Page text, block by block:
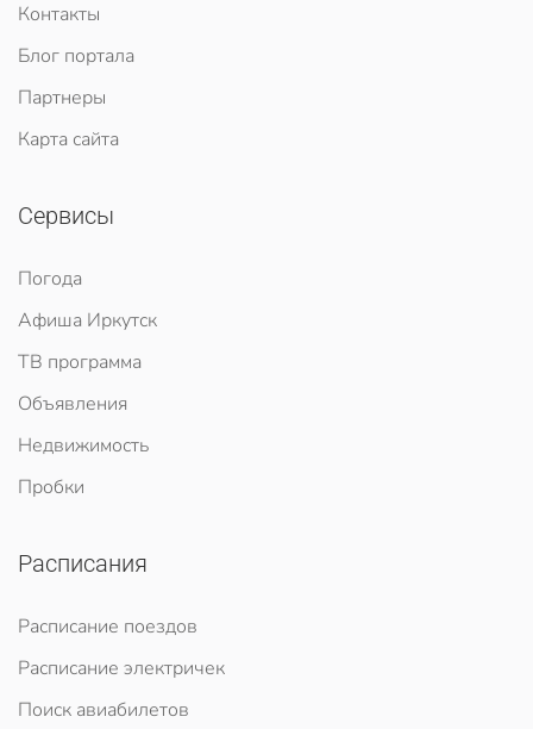
Контакты
Блог портала
Партнеры
Карта сайта
Сервисы
Погода
Афиша Иркутск
ТВ программа
Объявления
Недвижимость
Пробки
Расписания
Расписание поездов
Расписание электричек
Поиск авиабилетов